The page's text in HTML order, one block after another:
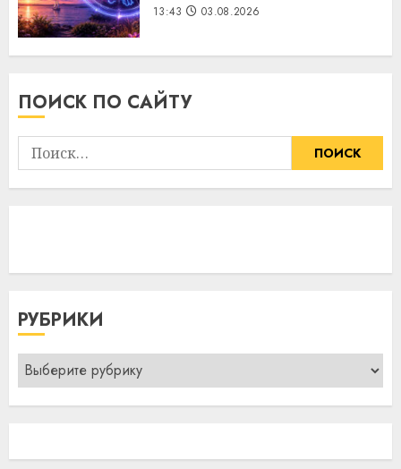
13:43 03.08.2026
ПОИСК ПО САЙТУ
Найти:
РУБРИКИ
Рубрики